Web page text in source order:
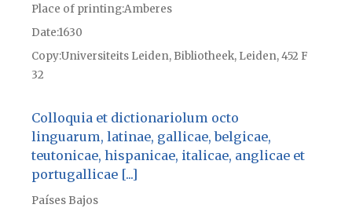
Place of printingAmberes
Date1630
CopyUniversiteits Leiden, Bibliotheek, Leiden, 452 F
32
Colloquia et dictionariolum octo
linguarum, latinae, gallicae, belgicae,
teutonicae, hispanicae, italicae, anglicae et
portugallicae [...]
Países Bajos